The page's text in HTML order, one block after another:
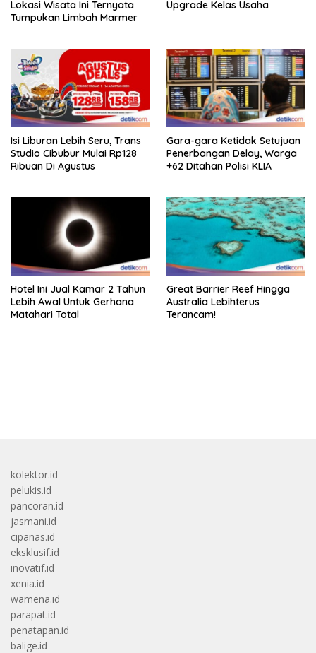
Lokasi Wisata Ini Ternyata
Tumpukan Limbah Marmer
Upgrade Kelas Usaha
Isi Liburan Lebih Seru, Trans
Studio Cibubur Mulai Rp128
Ribuan Di Agustus
Gara-gara Ketidak Setujuan
Penerbangan Delay, Warga
+62 Ditahan Polisi KLIA
Hotel Ini Jual Kamar 2 Tahun
Lebih Awal Untuk Gerhana
Matahari Total
Great Barrier Reef Hingga
Australia Lebihterus
Terancam!
kolektor.id
pelukis.id
pancoran.id
jasmani.id
cipanas.id
eksklusif.id
inovatif.id
xenia.id
wamena.id
parapat.id
penatapan.id
balige.id